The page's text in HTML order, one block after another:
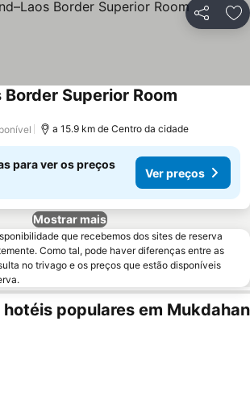
Partilhar
Superior Room
a 15.9 km de Centro da cidade
para ver os preços
Ver preços
Mostrar mais
que recebemos dos sites de reserva
Como tal, pode haver diferenças entre as
no trivago e os preços que estão disponíveis
populares em Mukdahan